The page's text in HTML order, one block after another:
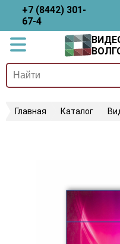
+7 (8442) 301-
67-4
Главная Каталог